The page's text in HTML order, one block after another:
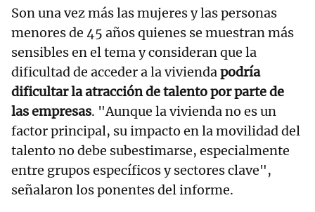
Son una vez más las mujeres y las personas
menores de 45 años quienes se muestran más
sensibles en el tema y consideran que la
dificultad de acceder a la viviendapodría
dificultar la atracción de talento por parte de
las empresas. "Aunque la vivienda no es un
factor principal, su impacto en la movilidad del
talento no debe subestimarse, especialmente
entre grupos específicos y sectores clave",
señalaron los ponentes del informe.